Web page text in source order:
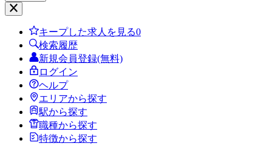
キープした求人を見る0
検索履歴
新規会員登録(無料)
ログイン
ヘルプ
エリアから探す
駅から探す
職種から探す
特徴から探す